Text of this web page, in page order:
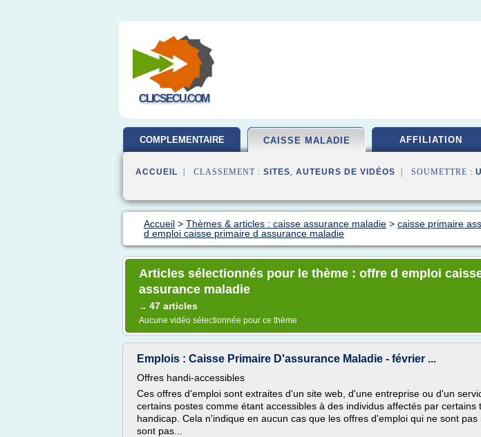
CLICSECU.COM
COMPLEMENTAIRE CAISSE MALADIE AFFILIATION
ACCUEIL | CLASSEMENT : SITES, AUTEURS DE VIDÉOS | SOUMETTRE :
Accueil > Thèmes & articles : caisse assurance maladie > caisse primaire
d emploi caisse primaire d assurance maladie
Articles sélectionnés pour le thème : offre d emploi
assurance maladie
→ 47 articles
Aucune vidéo sélectionnée pour ce thème
Emplois : Caisse Primaire D'assurance Maladie - février ...
Offres handi-accessibles
Ces offres d'emploi sont extraites d'un site web, d'une entreprise ou d'un
certains postes comme étant accessibles à des individus affectés par certains
handicap. Cela n'indique en aucun cas que les offres d'emploi qui ne sont pas
sont pas...